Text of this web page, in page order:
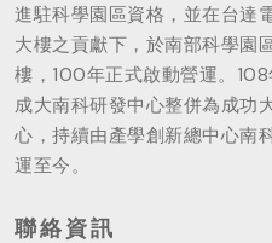
進駐科學園區資格，並在台達
大樓之貢獻下，於南部科學園
樓，100年正式啟動營運。
成大南科研發中心整併為成功
心，持續由產學創新總中心南
運至今。
聯絡資訊